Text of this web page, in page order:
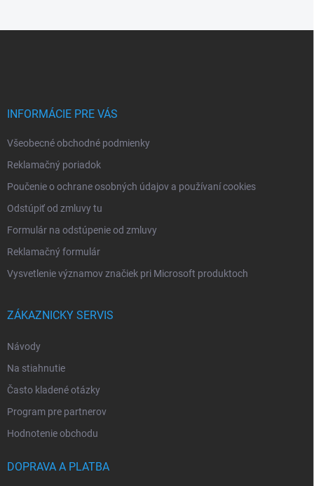
INFORMÁCIE PRE VÁS
Všeobecné obchodné podmienky
Reklamačný poriadok
Poučenie o ochrane osobných údajov a používaní cookies
Odstúpiť od zmluvy tu
Formulár na odstúpenie od zmluvy
Reklamačný formulár
Vysvetlenie významov značiek pri Microsoft produktoch
ZÁKAZNICKY SERVIS
Návody
Na stiahnutie
Často kladené otázky
Program pre partnerov
Hodnotenie obchodu
DOPRAVA A PLATBA